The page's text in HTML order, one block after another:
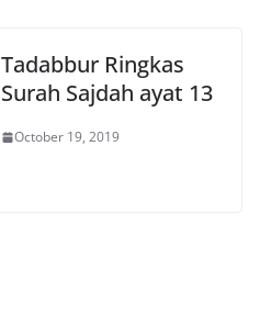
Tadabbur Ringkas
Surah Sajdah ayat 13
October 19, 2019